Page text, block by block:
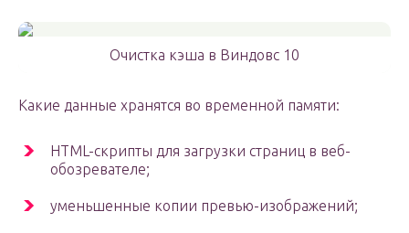
Очистка кэша в Виндовс 10
Какие данные хранятся во временной памяти:
HTML-скрипты для загрузки страниц в веб-
обозревателе;
уменьшенные копии превью-изображений;